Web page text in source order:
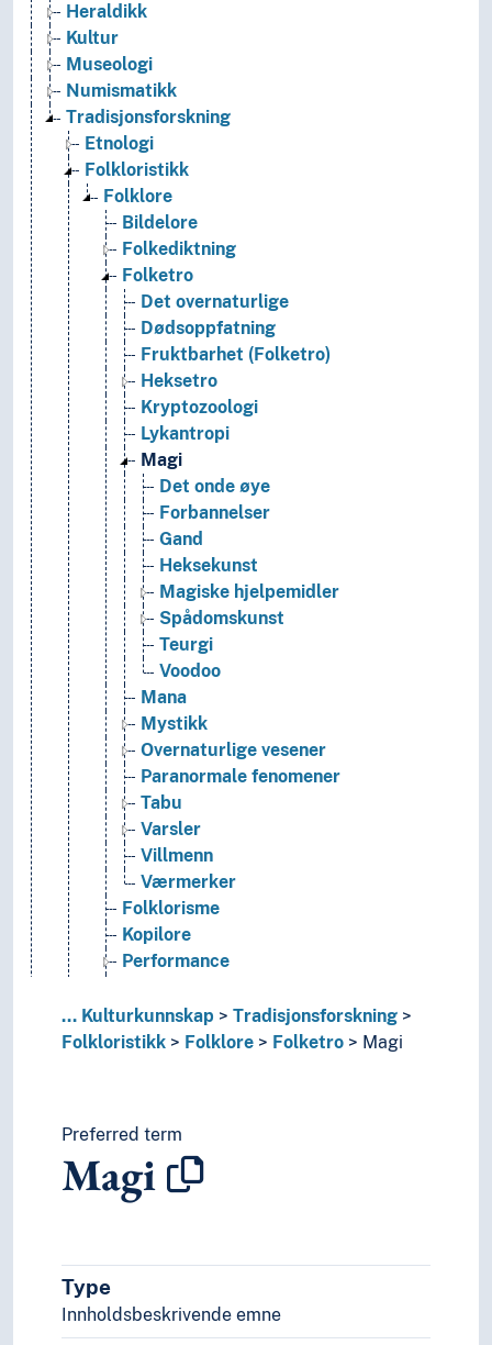
Heraldikk
Kultur
Museologi
Numismatikk
Tradisjonsforskning
Etnologi
Folkloristikk
Folklore
Bildelore
Folkediktning
Folketro
Det overnaturlige
Dødsoppfatning
Fruktbarhet (Folketro)
Heksetro
Kryptozoologi
Lykantropi
Magi
Det onde øye
Forbannelser
Gand
Heksekunst
Magiske hjelpemidler
Spådomskunst
Teurgi
Voodoo
Mana
Mystikk
Overnaturlige vesener
Paranormale fenomener
Tabu
Varsler
Villmenn
Værmerker
Folklorisme
Kopilore
Performance
Samtidsfolklore
Ordtaksforskning
Kunst
Lingvistikk
Litteratur
Pedagogikk
Psykologi
... Kulturkunnskap
Tradisjonsforskning
Folkloristikk
Folklore Folketro Magi
Preferred term
Magi
Type
Innholdsbeskrivende emne